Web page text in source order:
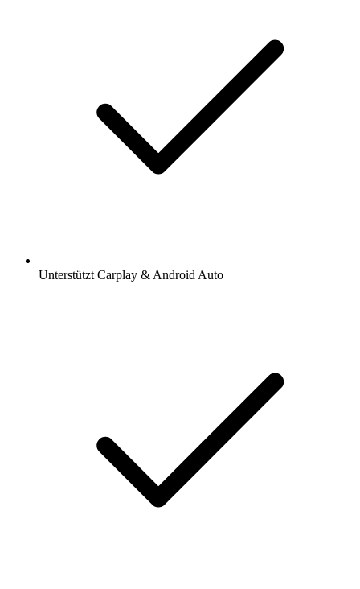
Unterstützt Carplay & Android Auto